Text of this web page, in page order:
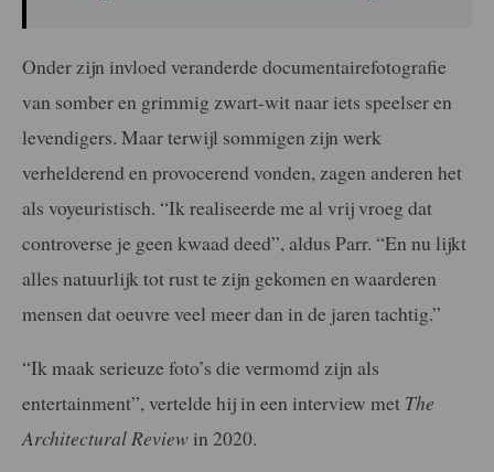
Onder zijn invloed veranderde documentairefotografie
van somber en grimmig zwart-wit naar iets speelser en
levendigers. Maar terwijl sommigen zijn werk
verhelderend en provocerend vonden, zagen anderen het
als voyeuristisch. “Ik realiseerde me al vrij vroeg dat
controverse je geen kwaad deed”, aldus Parr. “En nu lijkt
alles natuurlijk tot rust te zijn gekomen en waarderen
mensen dat oeuvre veel meer dan in de jaren tachtig.”
“Ik maak serieuze foto’s die vermomd zijn als
entertainment”, vertelde hij in een interview met The
Architectural Review in 2020.